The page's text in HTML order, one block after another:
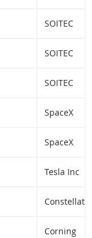
SOITEC
SOITEC
SOITEC
SpaceX
SpaceX
Tesla Inc
Corning